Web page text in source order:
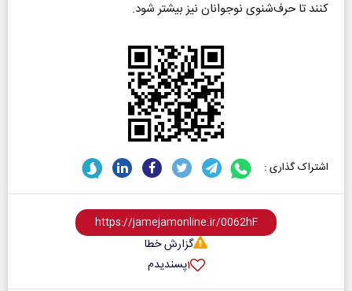
کنند تا حرف‌شنوی نوجوانان نیز بیشتر شود.
اشتراک گذاری :
گزارش خطا
پسندیدم۱